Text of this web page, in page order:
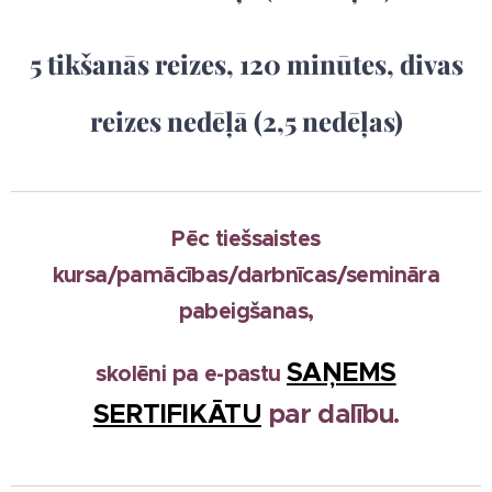
5 tikšanās reizes, 120 minūtes, divas
reizes nedēļā (2,5 nedēļas)
Pēc tiešsaistes
kursa/pamācības/darbnīcas/semināra
pabeigšanas,
skolēni pa e-pastu SAŅEMS
SERTIFIKĀTU par dalību.